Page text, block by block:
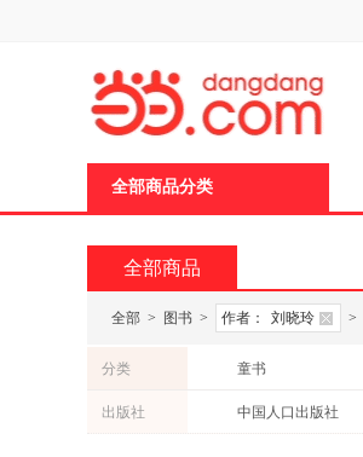
全部商品分类
全部商品
全部 > 图书 > 作者： 刘晓玲 >
分类 童书
出版社 中国人口出版社
页